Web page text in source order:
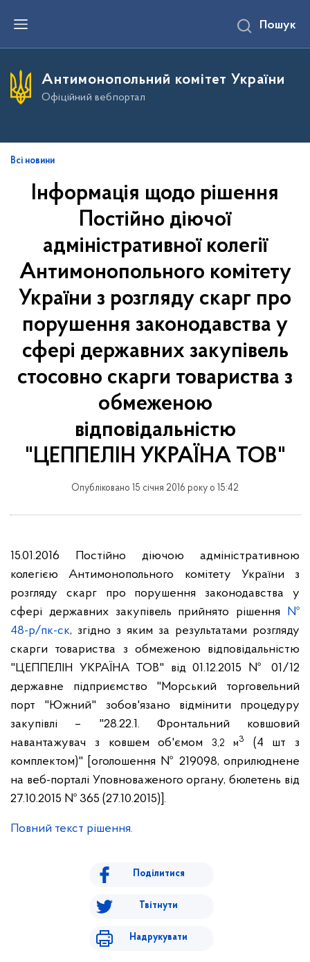
е
и
д
в
Пошук
Антимонопольний комітет України
Офіційний вебпортал
Всі новини
Інформація щодо рішення
Постійно діючої
адміністративної колегії
Антимонопольного комітету
України з розгляду скарг про
порушення законодавства у
сфері державних закупівель
стосовно скарги товариства з
обмеженою
відповідальністю
"ЦЕППЕЛІН УКРАЇНА ТОВ"
Опубліковано 15 січня 2016 року о 15:42
15.01.2016 Постійно діючою адміністративною
колегією Антимонопольного комітету України з
розгляду скарг про порушення законодавства у
сфері державних закупівель прийнято рішення №
48-р/пк-ск, згідно з яким за результатами розгляду
скарги товариства з обмеженою відповідальністю
"ЦЕППЕЛІН УКРАЇНА ТОВ" від 01.12.2015 № 01/12
державне підприємство "Морський торговельний
порт "Южний" зобов'язано відмінити процедуру
закупівлі – "28.22.1. Фронтальний ковшовий
навантажувач з ковшем об'ємом
3,2 м3
(4 шт з
комплектом)" [оголошення № 219098, оприлюднене
на веб-порталі Уповноваженого органу, бюлетень від
27.10.2015 № 365 (27.10.2015)].
Повний текст рішення.
Поділитися
Твітнути
Надрукувати